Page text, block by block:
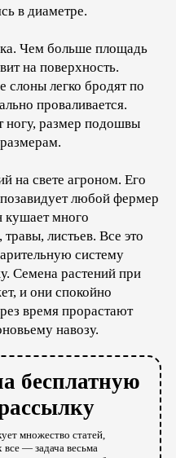
в диаметре.
Чем больше площадь
на поверхность.
легко бродят по
проваливается.
ногу, размер подошвы
на свете агроном. Его
любой фермер
кушает много
листьев. Все это
систему
Семена растений при
и они спокойно
время прорастают
навозу.
бесплатную
множество статей,
все — задача весьма